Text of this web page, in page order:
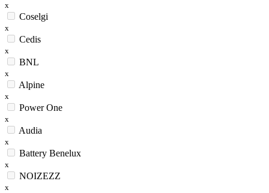
x
Coselgi
x
Cedis
x
BNL
x
Alpine
x
Power One
x
Audia
x
Battery Benelux
x
NOIZEZZ
x